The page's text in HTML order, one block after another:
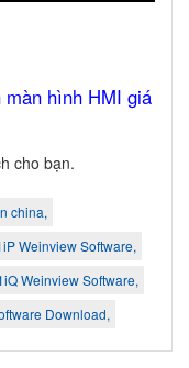
màn hình HMI giá
cho bạn.
china,
Weinview Software,
Weinview Software,
Download,